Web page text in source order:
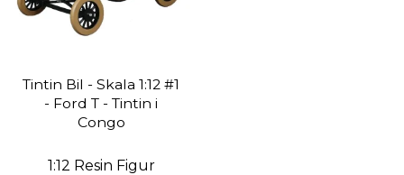
Tintin Bil - Skala 1:12 #1
- Ford T - Tintin i
Congo
1:12 Resin Figur